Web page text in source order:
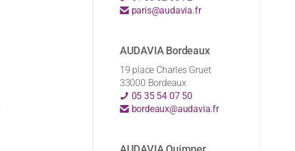
paris@audavia.fr
AUDAVIA Bordeaux
19 place Charles Gruet
33000 Bordeaux
05 35 54 07 50
bordeaux@audavia.fr